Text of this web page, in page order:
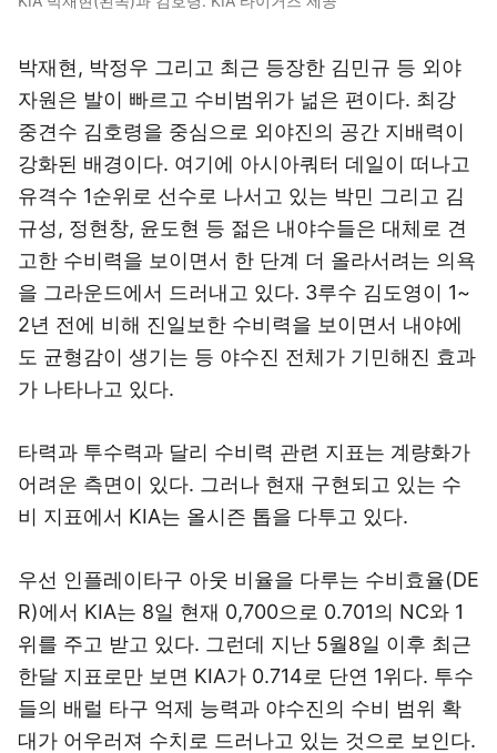
박재현, 박정우 그리고 최근 등장한 김민규 등 외야
자원은 발이 빠르고 수비범위가 넒은 편이다. 최강
중견수 김호령을 중심으로 외야진의 공간 지배력이
강화된 배경이다. 여기에 아시아쿼터 데일이 떠나고
유격수 1순위로 선수로 나서고 있는 박민 그리고 김
규성, 정현창, 윤도현 등 젊은 내야수들은 대체로 견
고한 수비력을 보이면서 한 단계 더 올라서려는 의욕
을 그라운드에서 드러내고 있다. 3루수 김도영이 1~
2년 전에 비해 진일보한 수비력을 보이면서 내야에
도 균형감이 생기는 등 야수진 전체가 기민해진 효과
가 나타나고 있다.
타력과 투수력과 달리 수비력 관련 지표는 계량화가
어려운 측면이 있다. 그러나 현재 구현되고 있는 수
비 지표에서 KIA는 올시즌 톱을 다투고 있다.
우선 인플레이타구 아웃 비율을 다루는 수비효율(DE
R)에서 KIA는 8일 현재 0,700으로 0.701의 NC와 1
위를 주고 받고 있다. 그런데 지난 5월8일 이후 최근
한달 지표로만 보면 KIA가 0.714로 단연 1위다. 투수
들의 배럴 타구 억제 능력과 야수진의 수비 범위 확
대가 어우러져 수치로 드러나고 있는 것으로 보인다.